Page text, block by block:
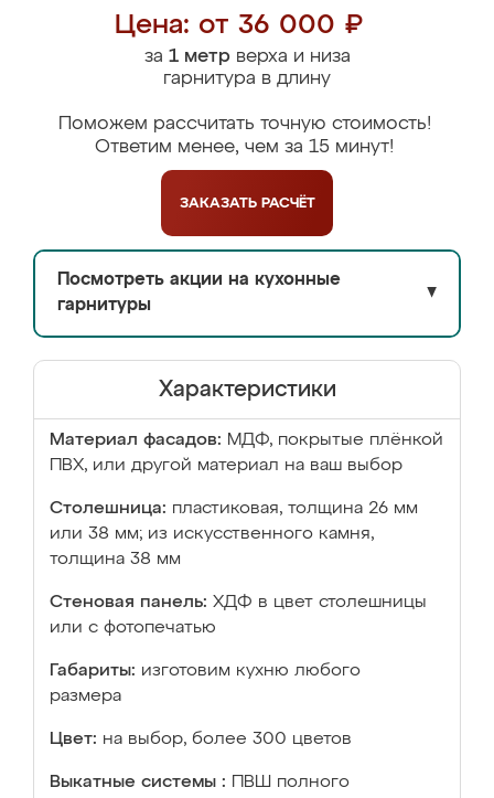
Цена: от 36 000 ₽
за 1 метрверха и низа
гарнитура в длину
Поможем рассчитать точную стоимость!
Ответим менее, чем за 15 минут!
ЗАКАЗАТЬ РАСЧЁТ
Посмотреть акции на кухонные
гарнитуры
▼
Характеристики
Материал фасадов: МДФ, покрытые плёнкой
ПВХ, или другой материал на ваш выбор
Столешница: пластиковая, толщина 26 мм
или 38 мм; из искусственного камня,
толщина 38 мм
Стеновая панель: ХДФ в цвет столешницы
или с фотопечатью
Габариты: изготовим кухню любого
размера
Цвет: на выбор, более 300 цветов
Выкатные системы :
ПВШ полного